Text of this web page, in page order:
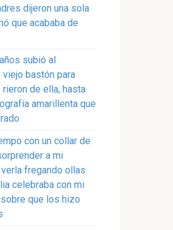
dijeron una sola
que acababa de
subió al
bastón para
de ella, hasta
amarillenta que
con un collar de
a mi
fregando ollas
celebraba con mi
que los hizo